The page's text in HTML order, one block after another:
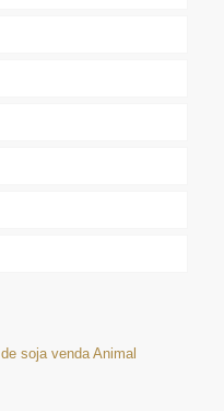
soja venda Animal